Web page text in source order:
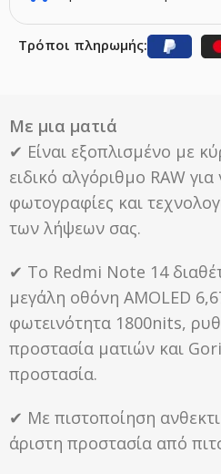
Τρόποι πληρωμής:
Με μια ματιά
✔ Είναι εξοπλισμένο με
ειδικό αλγόριθμο RAW για
φωτογραφίες και
των λήψεων σας.
✔ Το Redmi Note 14
μεγάλη οθόνη AMOLED
φωτεινότητα 1800nits,
προστασία ματιών και
προστασία.
✔ Με πιστοποίηση
άριστη προστασία από